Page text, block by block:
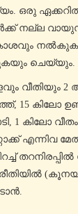
ഒരു ഏക്കറിൽ
നല്ല
ചെയ്യും.
വീതിയും
15 കിലോ
1 കിലോ
എന്നിവ